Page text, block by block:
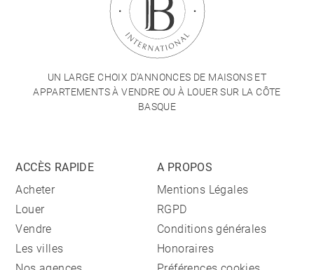
UN LARGE CHOIX D'ANNONCES DE MAISONS ET
APPARTEMENTS À VENDRE OU À LOUER SUR LA CÔTE
BASQUE
ACCÈS RAPIDE
Acheter
Louer
Vendre
Les villes
A PROPOS
Mentions Légales
RGPD
Conditions générales
Honoraires